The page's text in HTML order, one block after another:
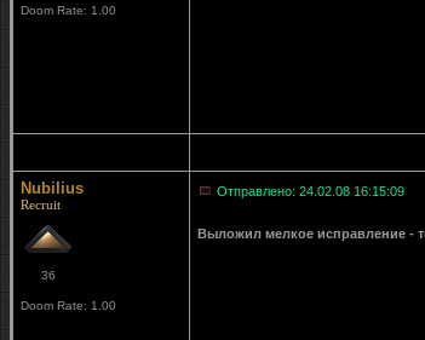
Doom Rate: 1.00
Nubilius
Recruit
36
Doom Rate: 1.00
Отправлено: 24.02.08 16:15:09
Выложил мелкое исправление -